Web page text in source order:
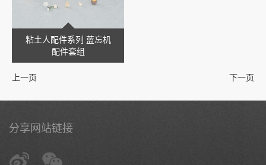
粘土人配件系列 蓝忘机
配件套组
上一页 下一页
分享网站链接